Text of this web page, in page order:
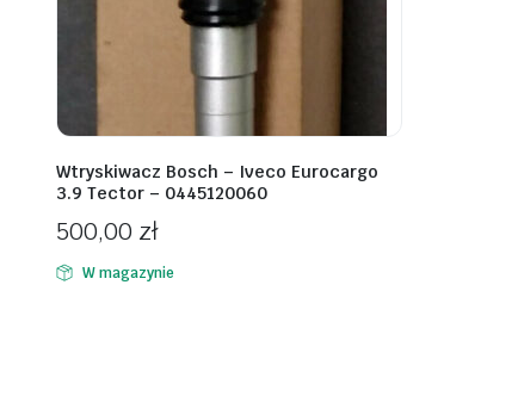
Wtryskiwacz Bosch – Iveco Eurocargo
3.9 Tector – 0445120060
500,00 zł
W magazynie